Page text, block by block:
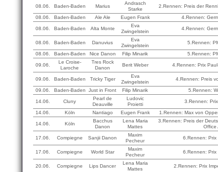
08.06. Baden-Baden Marius
Andrasch
Starke
2.Rennen: Preis der
08.06. Baden-Baden Ale Ale Eugen Frank 4.Rennen:
08.06. Baden-Baden Alta Monte
Eva
Zwingelstein
4.Rennen:
08.06. Baden-Baden Danuvius
Eva
Zwingelstein
5.Rennen:
08.06. Baden-Baden Nice Danon Filip Minarik 5.Rennen:
09.06.
Le Croise-
Laroche
Tres Rock
Danon
Berit Weber 4.Rennen: Prix
09.06. Baden-Baden Tricky Tiger
Eva
Zwingelstein
4.Rennen: Preis
09.06. Baden-Baden Just in Front Filip Minarik 5.Rennen:
14.06. Cluny
Pearl de
Deauville
Ludovic
Proietti
3.Rennen:
14.06. Köln Nantiago Eugen Frank 1.Rennen: Max von
14.06. Köln
Bacchus
Danon
Lena Maria
Mattes
3.Rennen: Preis der
Office
17.06. Compiegne Sanjii Danon
Maxim
Pecheur
6.Rennen:
17.06. Compiegne World Star
Maxim
Pecheur
6.Rennen: Prix
20.06. Compiegne Lips Dancer
Lena Maria
Mattes
2.Rennen: Prix